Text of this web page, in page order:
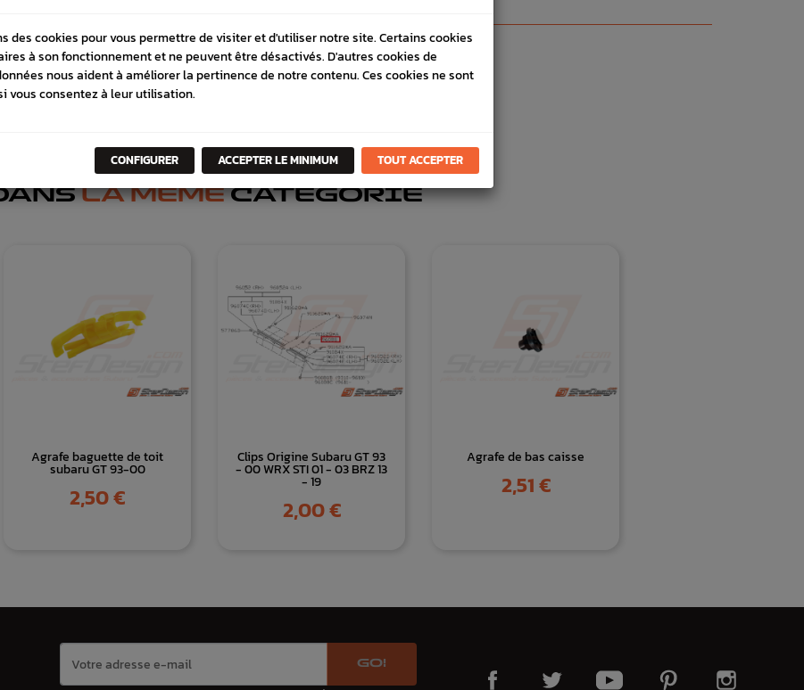
LA MÊMECATÉGORIE
Agrafe baguette de toit
subaru GT 93-00
Prix
2,50 €
Clips Origine Subaru GT 93
- 00 WRX STI 01 - 03 BRZ 13
- 19
Prix
2,00 €
Agrafe de bas caisse
Prix
2,51 €
GO!
des cookies pour vous permettre de visiter et d'utiliser notre site. Certains cookies
à son fonctionnement et ne peuvent être désactivés. D'autres cookies de
nous aident à améliorer la pertinence de notre contenu. Ces cookies ne sont
vous consentez à leur utilisation.
CONFIGURER ACCEPTER LE MINIMUM TOUT ACCEPTER